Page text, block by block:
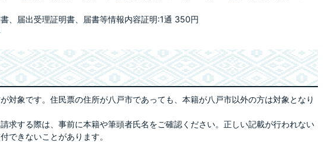
、届出受理証明書、届書等情報内容証明:1通 350円
対象です。住民票の住所が八戸市であっても、本籍が八戸市以外の方は対象となり
求する際は、事前に本籍や筆頭者氏名をご確認ください。正しい記載が行われない
できないことがあります。